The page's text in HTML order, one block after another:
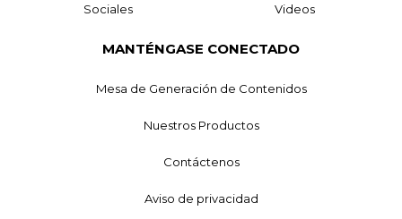
Sociales Videos
MANTÉNGASE CONECTADO
Mesa de Generación de Contenidos
Nuestros Productos
Contáctenos
Aviso de privacidad